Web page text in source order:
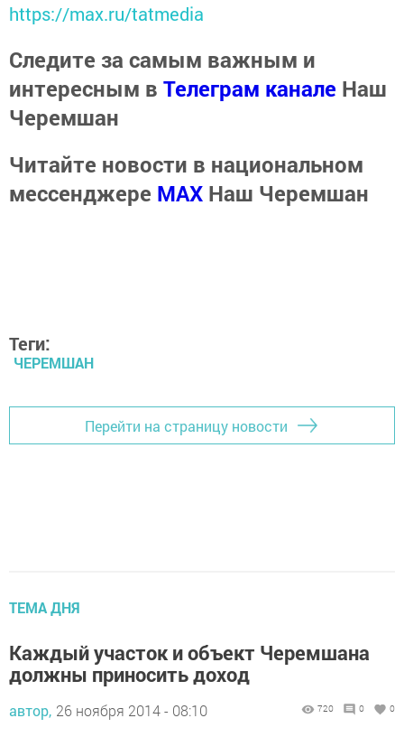
https://max.ru/tatmedia
Следите за самым важным и
интересным в Телеграм канале Наш
Черемшан
Читайте новости в национальном
мессенджере MАХ Наш Черемшан
Теги:
ЧЕРЕМШАН
Перейти на страницу новости
ТЕМА ДНЯ
Каждый участок и объект Черемшана
должны приносить доход
автор, 26 ноября 2014 - 08:10 720 0 0